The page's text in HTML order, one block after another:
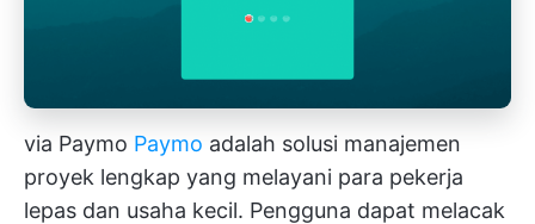
via Paymo Paymo adalah solusi manajemen
proyek lengkap yang melayani para pekerja
lepas dan usaha kecil. Pengguna dapat melacak